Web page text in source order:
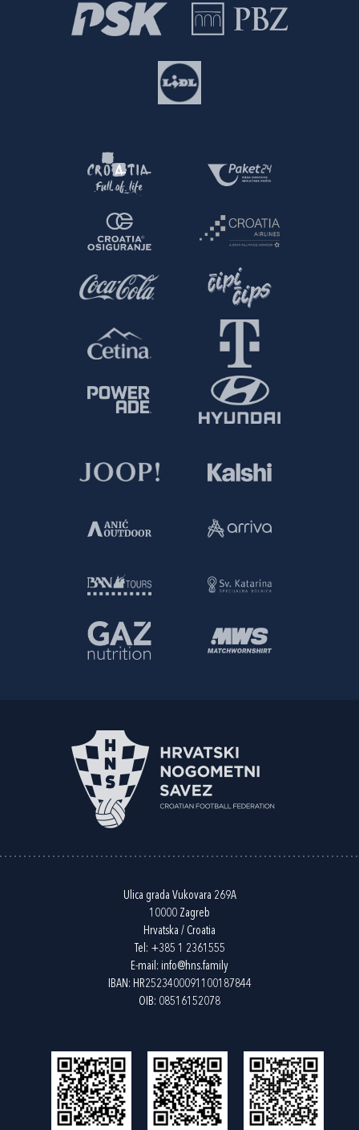
Ulica grada Vukovara 269A
10000 Zagreb
Hrvatska / Croatia
Tel: +385 1 2361555
E-mail: info@hns.family
IBAN: HR2523400091100187844
OIB: 08516152078